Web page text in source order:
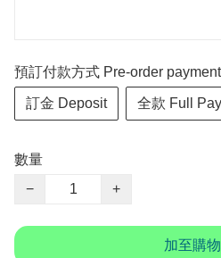
預訂付款方式 Pre-order
訂金 Deposit 全款 Full
數量
−
+
加至購